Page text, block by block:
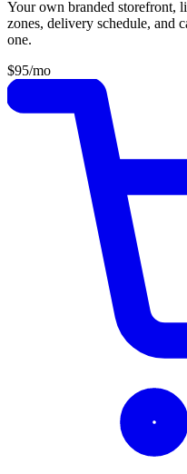
Your own branded storefront,
zones, delivery schedule, and
one.
$95/mo